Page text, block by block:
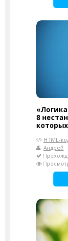
8
HTML-
Андрей